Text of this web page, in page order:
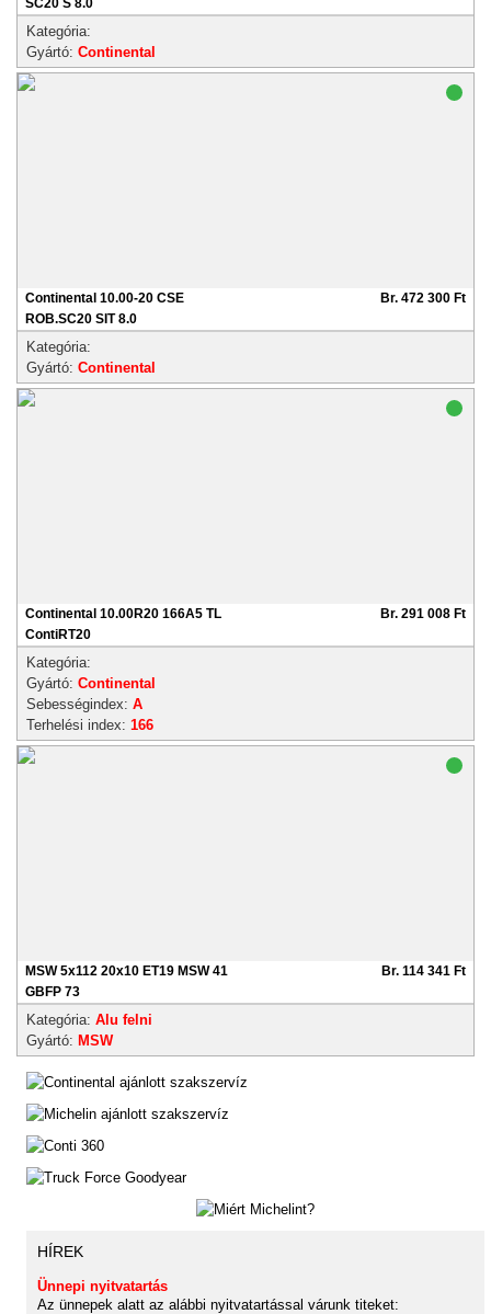
SC20 S 8.0
Kategória:
Gyártó: Continental
Continental 10.00-20 CSE
ROB.SC20 SIT 8.0
Br. 472 300 Ft
Kategória:
Gyártó: Continental
Continental 10.00R20 166A5 TL
ContiRT20
Br. 291 008 Ft
Kategória:
Gyártó: Continental
Sebességindex: A
Terhelési index: 166
MSW 5x112 20x10 ET19 MSW 41
GBFP 73
Br. 114 341 Ft
Kategória: Alu felni
Gyártó: MSW
HÍREK
Ünnepi nyitvatartás
Az ünnepek alatt az alábbi nyitvatartással várunk titeket: